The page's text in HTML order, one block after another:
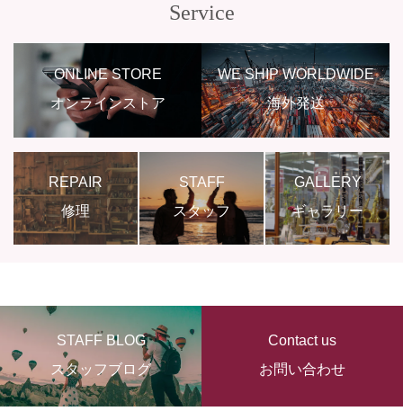
Service
ONLINE STORE
オンラインストア
WE SHIP WORLDWIDE
海外発送
REPAIR
修理
STAFF
スタッフ
GALLERY
ギャラリー
STAFF BLOG
スタッフブログ
Contact us
お問い合わせ